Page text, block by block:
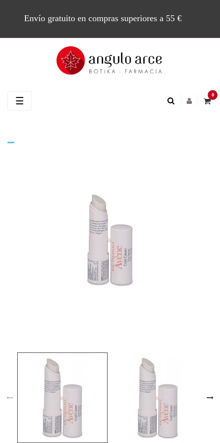
Envío gratuito en compras superiores a 55 €
0
Navegación
☰